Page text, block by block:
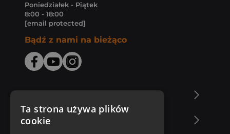
Poniedziałek - Piątek
8:00 - 18:00
[email protected]
Bądź z nami na bieżąco
Zakupy u nas
Ta strona używa plików
cookie